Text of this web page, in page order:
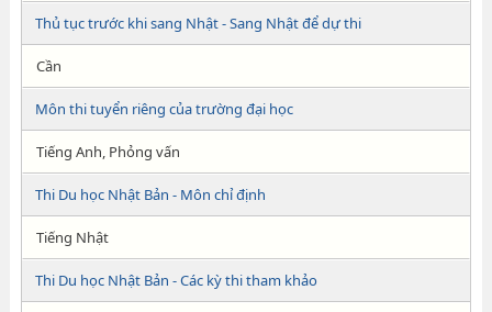
Thủ tục trước khi sang Nhật - Sang Nhật để dự thi
Cần
Môn thi tuyển riêng của trường đại học
Tiếng Anh, Phỏng vấn
Thi Du học Nhật Bản - Môn chỉ định
Tiếng Nhật
Thi Du học Nhật Bản - Các kỳ thi tham khảo